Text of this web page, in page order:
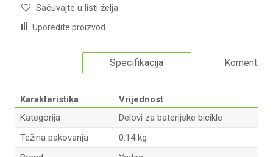
Sačuvajte u listi želja
Uporedite proizvod
Specifikacija Komentari
Karakteristika
Vrijednost
Kategorija
Delovi za baterijske bicikle
Težina pakovanja
0.14 kg